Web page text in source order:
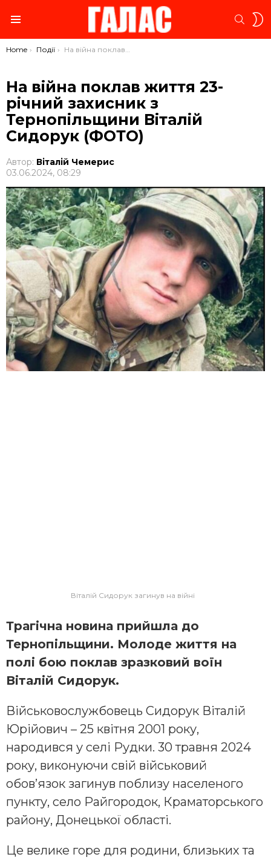
You are here:
Home Події На війна поклав життя 23-річний захисник з Тернопільщини Віталій Сидорук (ФОТО)
На війна поклав життя 23-
річний захисник з
Тернопільщини Віталій
Сидорук (ФОТО)
Автор: Віталій Чемерис
03.06.2024, 08:29
Віталій Сидорук загинув на війні
Трагічна новина прийшла до
Тернопільщини. Молоде життя на
полі бою поклав зразковий воїн
Віталій Сидорук.
Військовослужбовець Сидорук Віталій
Юрійович – 25 квітня 2001 року,
народився у селі Рудки. 30 травня 2024
року, виконуючи свій військовий
обов’язок загинув поблизу населеного
пункту, село Райгородок, Краматорського
району, Донецької області.
Це велике горе для родини, близьких та